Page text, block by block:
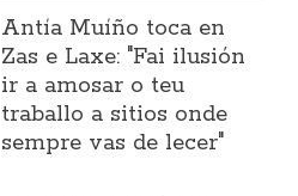
Antía Muíño toca en
Zas e Laxe: "Fai ilusión
ir a amosar o teu
traballo a sitios onde
sempre vas de lecer"